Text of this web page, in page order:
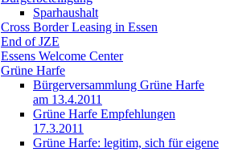
Sparhaushalt
Cross Border Leasing in Essen
End of JZE
Essens Welcome Center
Grüne Harfe
Bürgerversammlung Grüne Harfe
am 13.4.2011
Grüne Harfe Empfehlungen
17.3.2011
Grüne Harfe: legitim, sich für eigene